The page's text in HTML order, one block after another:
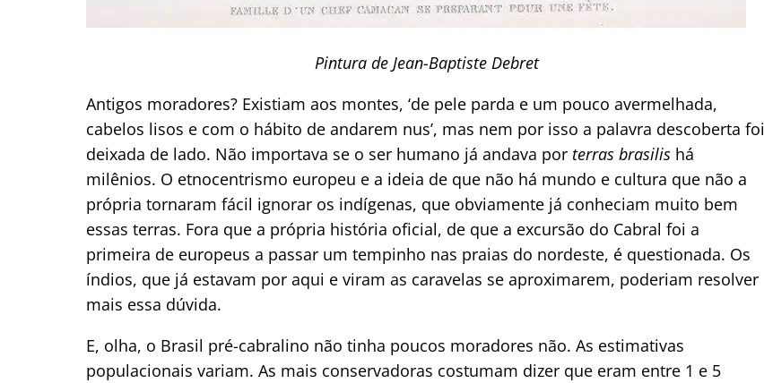
Pintura de Jean-Baptiste Debret
Antigos moradores? Existiam aos montes, ‘de pele parda e um pouco avermelhada,
cabelos lisos e com o hábito de andarem nus’, mas nem por isso a palavra descoberta foi
deixada de lado. Não importava se o ser humano já andava por terras brasilis há
milênios. O etnocentrismo europeu e a ideia de que não há mundo e cultura que não a
própria tornaram fácil ignorar os indígenas, que obviamente já conheciam muito bem
essas terras. Fora que a própria história oficial, de que a excursão do Cabral foi a
primeira de europeus a passar um tempinho nas praias do nordeste, é questionada. Os
índios, que já estavam por aqui e viram as caravelas se aproximarem, poderiam resolver
mais essa dúvida.
E, olha, o Brasil pré-cabralino não tinha poucos moradores não. As estimativas
populacionais variam. As mais conservadoras costumam dizer que eram entre 1 e 5